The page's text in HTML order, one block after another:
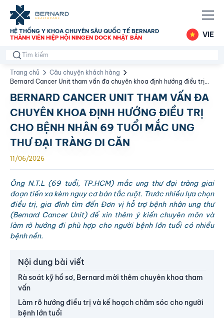
HỆ THỐNG Y KHOA CHUYÊN SÂU QUỐC TẾ BERNARD
THÀNH VIÊN HIỆP HỘI NINGEN DOCK NHẬT BẢN
VIE
Trang chủ
Câu chuyện khách hàng
Bernard Cancer Unit tham vấn đa chuyên khoa định hướng điều trị
BERNARD CANCER UNIT THAM VẤN ĐA
CHUYÊN KHOA ĐỊNH HƯỚNG ĐIỀU TRỊ
CHO BỆNH NHÂN 69 TUỔI MẮC UNG
THƯ ĐẠI TRÀNG DI CĂN
11/06/2026
Ông N.T.L (69 tuổi, TP.HCM) mắc ung thư đại tràng giai
đoạn tiến xa kèm nguy cơ bán tắc ruột. Trước nhiều lựa chọn
điều trị, gia đình tìm đến Đơn vị hỗ trợ bệnh nhân ung thư
(Bernard Cancer Unit) để xin thêm ý kiến chuyên môn và
làm rõ hướng đi phù hợp cho người bệnh lớn tuổi có nhiều
bệnh nền.
Nội dung bài viết
Rà soát kỹ hồ sơ, Bernard mời thêm chuyên khoa tham
vấn
Làm rõ hướng điều trị và kế hoạch chăm sóc cho người
bệnh lớn tuổi